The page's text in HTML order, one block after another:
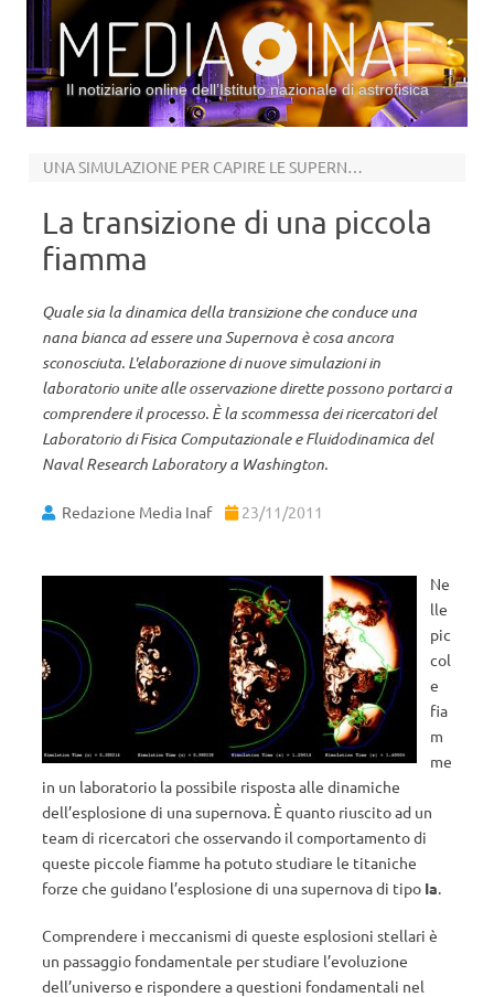
Il notiziario online dell’Istituto nazionale di astrofisica
UNA SIMULAZIONE PER CAPIRE LE SUPERNOVAE IA
La transizione di una piccola
fiamma
Quale sia la dinamica della transizione che conduce una
nana bianca ad essere una Supernova è cosa ancora
sconosciuta. L'elaborazione di nuove simulazioni in
laboratorio unite alle osservazione dirette possono portarci a
comprendere il processo. È la scommessa dei ricercatori del
Laboratorio di Fisica Computazionale e Fluidodinamica del
Naval Research Laboratory a Washington.
Redazione Media Inaf 23/11/2011
Ne
lle
pic
col
e
fia
m
me
in un laboratorio la possibile risposta alle dinamiche
dell’esplosione di una supernova. È quanto riuscito ad un
team di ricercatori che osservando il comportamento di
queste piccole fiamme ha potuto studiare le titaniche
forze che guidano l’esplosione di una supernova di tipo Ia.
Comprendere i meccanismi di queste esplosioni stellari è
un passaggio fondamentale per studiare l’evoluzione
dell’universo e rispondere a questioni fondamentali nel